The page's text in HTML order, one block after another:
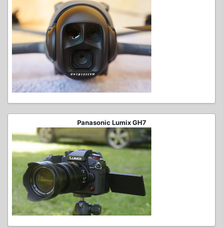
Panasonic Lumix GH7